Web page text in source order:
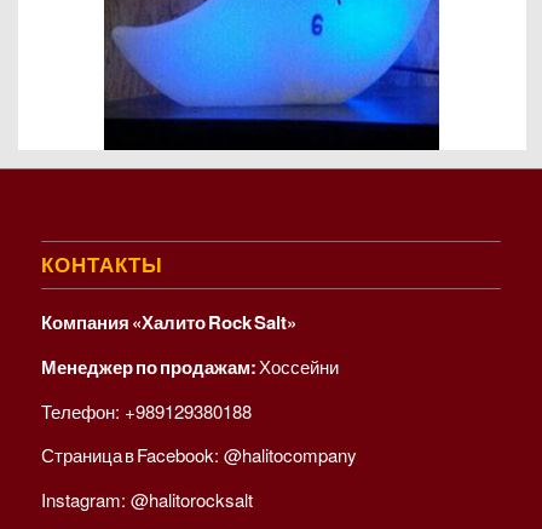
КОНТАКТЫ
Компания «Халито Rock Salt»
Менеджер по продажам:Хоссейни
Телефон: +989129380188
Страница в Facebook: @halitocompany
Instagram: @halitorocksalt